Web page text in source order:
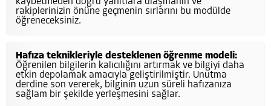
rakiplerinizin önüne geçmenin sırlarını bu modülde
öğreneceksiniz.
Hafıza teknikleriyle desteklenen öğrenme modeli:
Öğrenilen bilgilerin kalıcılığını artırmak ve bilgiyi daha
etkin depolamak amacıyla geliştirilmiştir. Unutma
derdine son vererek, bilginin uzun süreli hafızanıza
sağlam bir şekilde yerleşmesini sağlar.